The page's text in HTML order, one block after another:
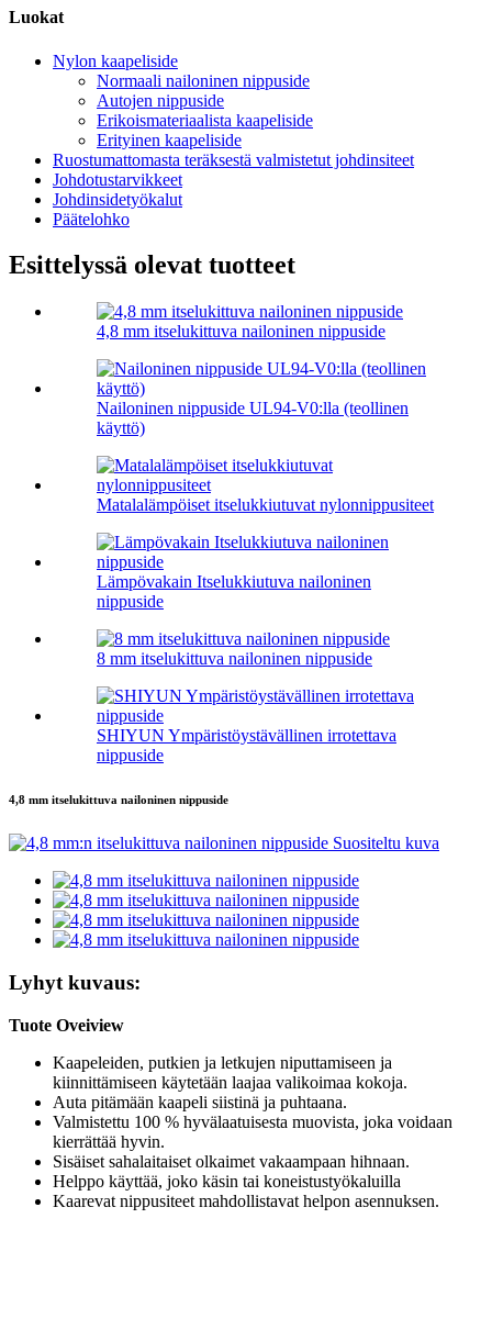
Luokat
Nylon kaapeliside
Normaali nailoninen nippuside
Autojen nippuside
Erikoismateriaalista kaapeliside
Erityinen kaapeliside
Ruostumattomasta teräksestä valmistetut johdinsiteet
Johdotustarvikkeet
Johdinsidetyökalut
Päätelohko
Esittelyssä olevat tuotteet
4,8 mm itselukittuva nailoninen nippuside
Nailoninen nippuside UL94-V0:lla (teollinen
käyttö)
Matalalämpöiset itselukkiutuvat nylonnippusiteet
Lämpövakain Itselukkiutuva nailoninen
nippuside
8 mm itselukittuva nailoninen nippuside
SHIYUN Ympäristöystävällinen irrotettava
nippuside
4,8 mm itselukittuva nailoninen nippuside
Lyhyt kuvaus:
Tuote Oveiview
Kaapeleiden, putkien ja letkujen niputtamiseen ja
kiinnittämiseen käytetään laajaa valikoimaa kokoja.
Auta pitämään kaapeli siistinä ja puhtaana.
Valmistettu 100 % hyvälaatuisesta muovista, joka voidaan
kierrättää hyvin.
Sisäiset sahalaitaiset olkaimet vakaampaan hihnaan.
Helppo käyttää, joko käsin tai koneistustyökaluilla
Kaarevat nippusiteet mahdollistavat helpon asennuksen.